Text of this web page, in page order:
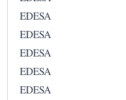
EDESA
EDESA
EDESA
EDESA
EDESA